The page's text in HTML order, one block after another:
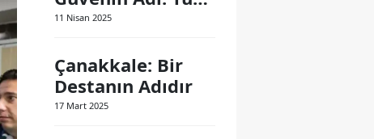
Polis Teşkilatı
11 Nisan 2025
Çanakkale: Bir
Destanın Adıdır
17 Mart 2025